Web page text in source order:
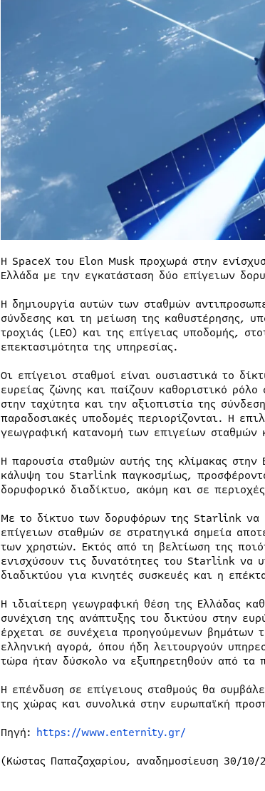
Η SpaceX του Elon Musk προχωρά στην
Ελλάδα με την εγκατάσταση δύο επίγειων
Η δημιουργία αυτών των σταθμών
σύνδεσης και τη μείωση της καθυστέρησης,
τροχιάς (LEO) και της επίγειας υποδομής,
επεκτασιμότητα της υπηρεσίας.
Οι επίγειοι σταθμοί είναι ουσιαστικά το
ευρείας ζώνης και παίζουν καθοριστικό
στην ταχύτητα και την αξιοπιστία της
παραδοσιακές υποδομές περιορίζονται. Η
γεωγραφική κατανομή των επιγείων σταθμών
Η παρουσία σταθμών αυτής της κλίμακας
κάλυψη του Starlink παγκοσμίως,
δορυφορικό διαδίκτυο, ακόμη και σε
Με το δίκτυο των δορυφόρων της Starlink να
επίγειων σταθμών σε στρατηγικά σημεία
των χρηστών. Εκτός από τη βελτίωση της
ενισχύσουν τις δυνατότητες του Starlink να
διαδικτύου για κινητές συσκευές και η
Η ιδιαίτερη γεωγραφική θέση της Ελλάδας
συνέχιση της ανάπτυξης του δικτύου στην
έρχεται σε συνέχεια προηγούμενων
ελληνική αγορά, όπου ήδη λειτουργούν
τώρα ήταν δύσκολο να εξυπηρετηθούν από τα
Η επένδυση σε επίγειους σταθμούς θα
της χώρας και συνολικά στην ευρωπαϊκή
Πηγή: https://www.enternity.gr/
(Κώστας Παπαζαχαρίου, αναδημοσίευση 30/10/